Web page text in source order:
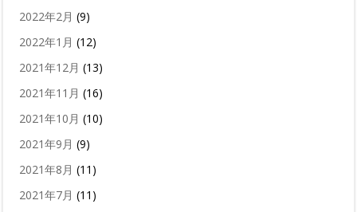
2022年2月 (9)
2022年1月 (12)
2021年12月 (13)
2021年11月 (16)
2021年10月 (10)
2021年9月 (9)
2021年8月 (11)
2021年7月 (11)